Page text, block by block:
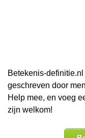
Betekenis-
geschreven door
Help mee, en voeg
zijn welkom!